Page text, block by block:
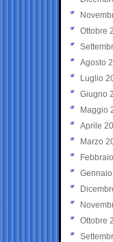
Ottobre
Agosto
Luglio
Giugno
Maggio
Aprile
Marzo
Ottobre